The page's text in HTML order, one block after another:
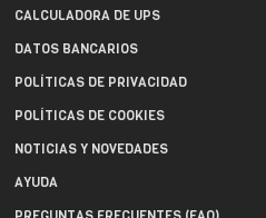
CALCULADORA DE UPS
DATOS BANCARIOS
POLÍTICAS DE PRIVACIDAD
POLÍTICAS DE COOKIES
NOTICIAS Y NOVEDADES
AYUDA